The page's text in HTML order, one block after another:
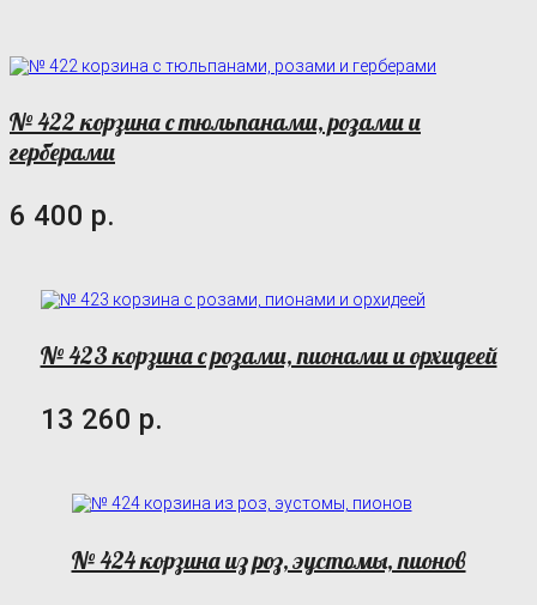
№ 422 корзина с тюльпанами, розами и
герберами
6 400 р.
№ 423 корзина с розами, пионами и орхидеей
13 260 р.
№ 424 корзина из роз, эустомы, пионов